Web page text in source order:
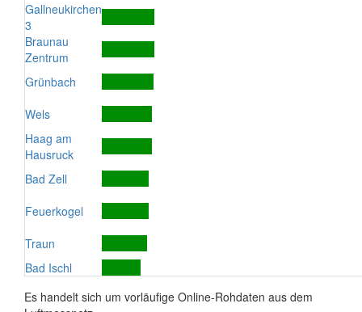
Gallneukirchen
3
Braunau
Zentrum
Grünbach
Wels
Haag am
Hausruck
Bad Zell
Feuerkogel
Traun
Bad Ischl
Es handelt sich um vorläufige Online-Rohdaten aus dem